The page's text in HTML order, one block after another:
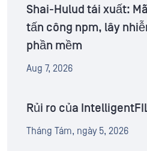
Shai-Hulud tái xuất:
tấn công npm, lây
phần mềm
Aug 7, 2026
Rủi ro của
Tháng Tám, ngày 5, 2026